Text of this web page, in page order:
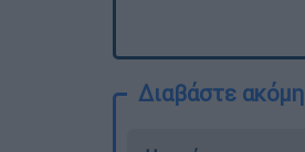
Διαβάστε ακόμη